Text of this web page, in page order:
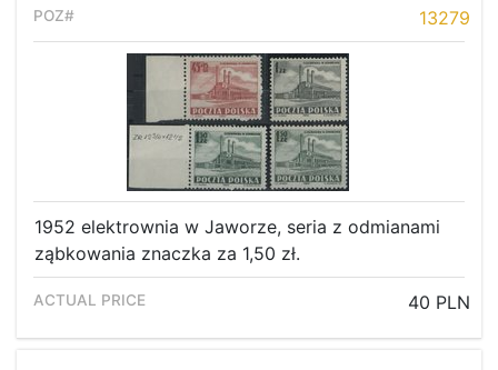
13279
1952 elektrownia w Jaworze, seria z odmianami
ząbkowania znaczka za 1,50 zł.
40 PLN